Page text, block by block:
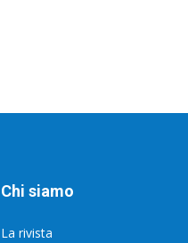
Chi siamo
La rivista